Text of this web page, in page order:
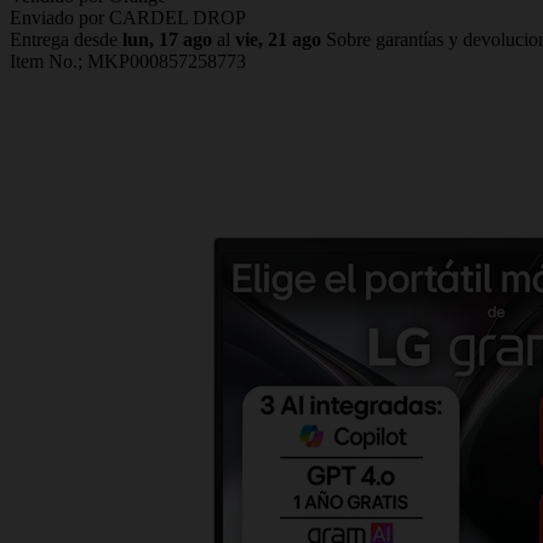
Enviado por CARDEL DROP
Entrega desde lun, 17 ago al vie, 21 ago Sobre garantías y
Item No.; MKP000857258773